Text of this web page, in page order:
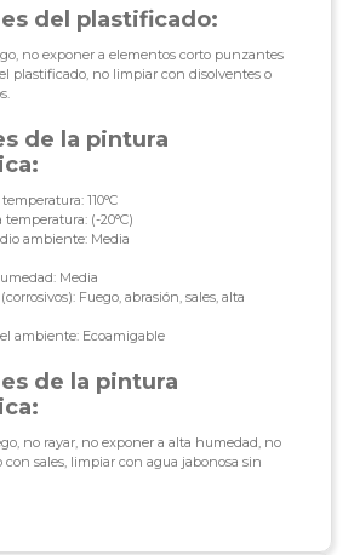
del plastificado:
no exponer a elementos corto punzantes
plastificado, no limpiar con disolventes o
de la pintura
110°C
(-20°C)
ambiente: Media
Media
Fuego, abrasión, sales, alta
ambiente: Ecoamigable
de la pintura
no rayar, no exponer a alta humedad, no
sales, limpiar con agua jabonosa sin